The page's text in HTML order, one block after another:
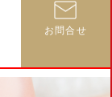
お問合せ